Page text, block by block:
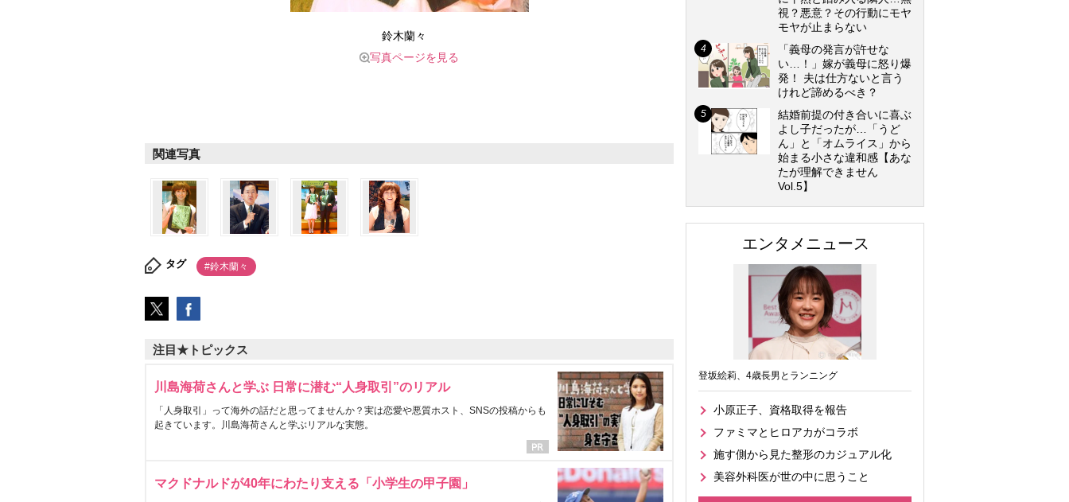
鈴木蘭々
写真ページを見る
関連写真
タグ #鈴木蘭々
注目★トピックス
川島海荷さんと学ぶ 日常に潜む“人身取引”のリアル
「人身取引」って海外の話だと思ってませんか？実は恋愛や悪質ホスト、SNSの投稿からも
起きています。川島海荷さんと学ぶリアルな実態。
マクドナルドが40年にわたり支える「小学生の甲子園」
視？悪意？その行動にモヤ
モヤが止まらない
「義母の発言が許せな
い…！」嫁が義母に怒り爆
発！ 夫は仕方ないと言う
けれど諦めるべき？
結婚前提の付き合いに喜ぶ
よし子だったが…「うど
ん」と「オムライス」から
始まる小さな違和感【あな
たが理解できません
Vol.5】
エンタメニュース
登坂絵莉、4歳長男とランニング
小原正子、資格取得を報告
ファミマとヒロアカがコラボ
施す側から見た整形のカジュアル化
美容外科医が世の中に思うこと